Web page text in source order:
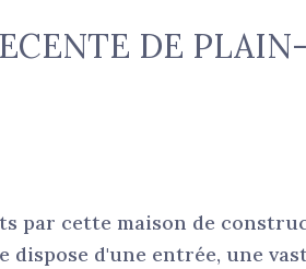
DE
par cette maison de
dispose d'une entrée, une